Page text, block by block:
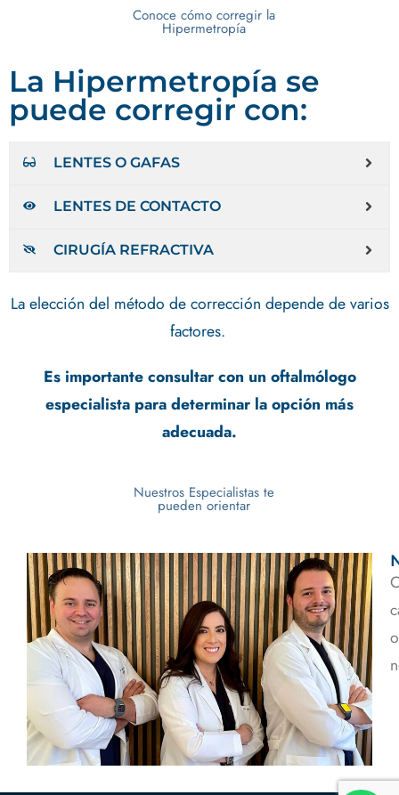
Conoce cómo corregir la
Hipermetropía
La Hipermetropía se
puede corregir con:
LENTES O GAFAS
LENTES DE CONTACTO
CIRUGÍA REFRACTIVA
La elección del método de corrección depende de varios
factores.
Es importante consultar con un oftalmólogo
especialista para determinar la opción más
adecuada.
Nuestros Especialistas te
pueden orientar